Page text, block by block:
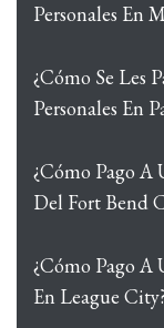
Personales En
¿Cómo Se Les
Personales En
¿Cómo Pago A
Del Fort Bend
¿Cómo Pago A
En League